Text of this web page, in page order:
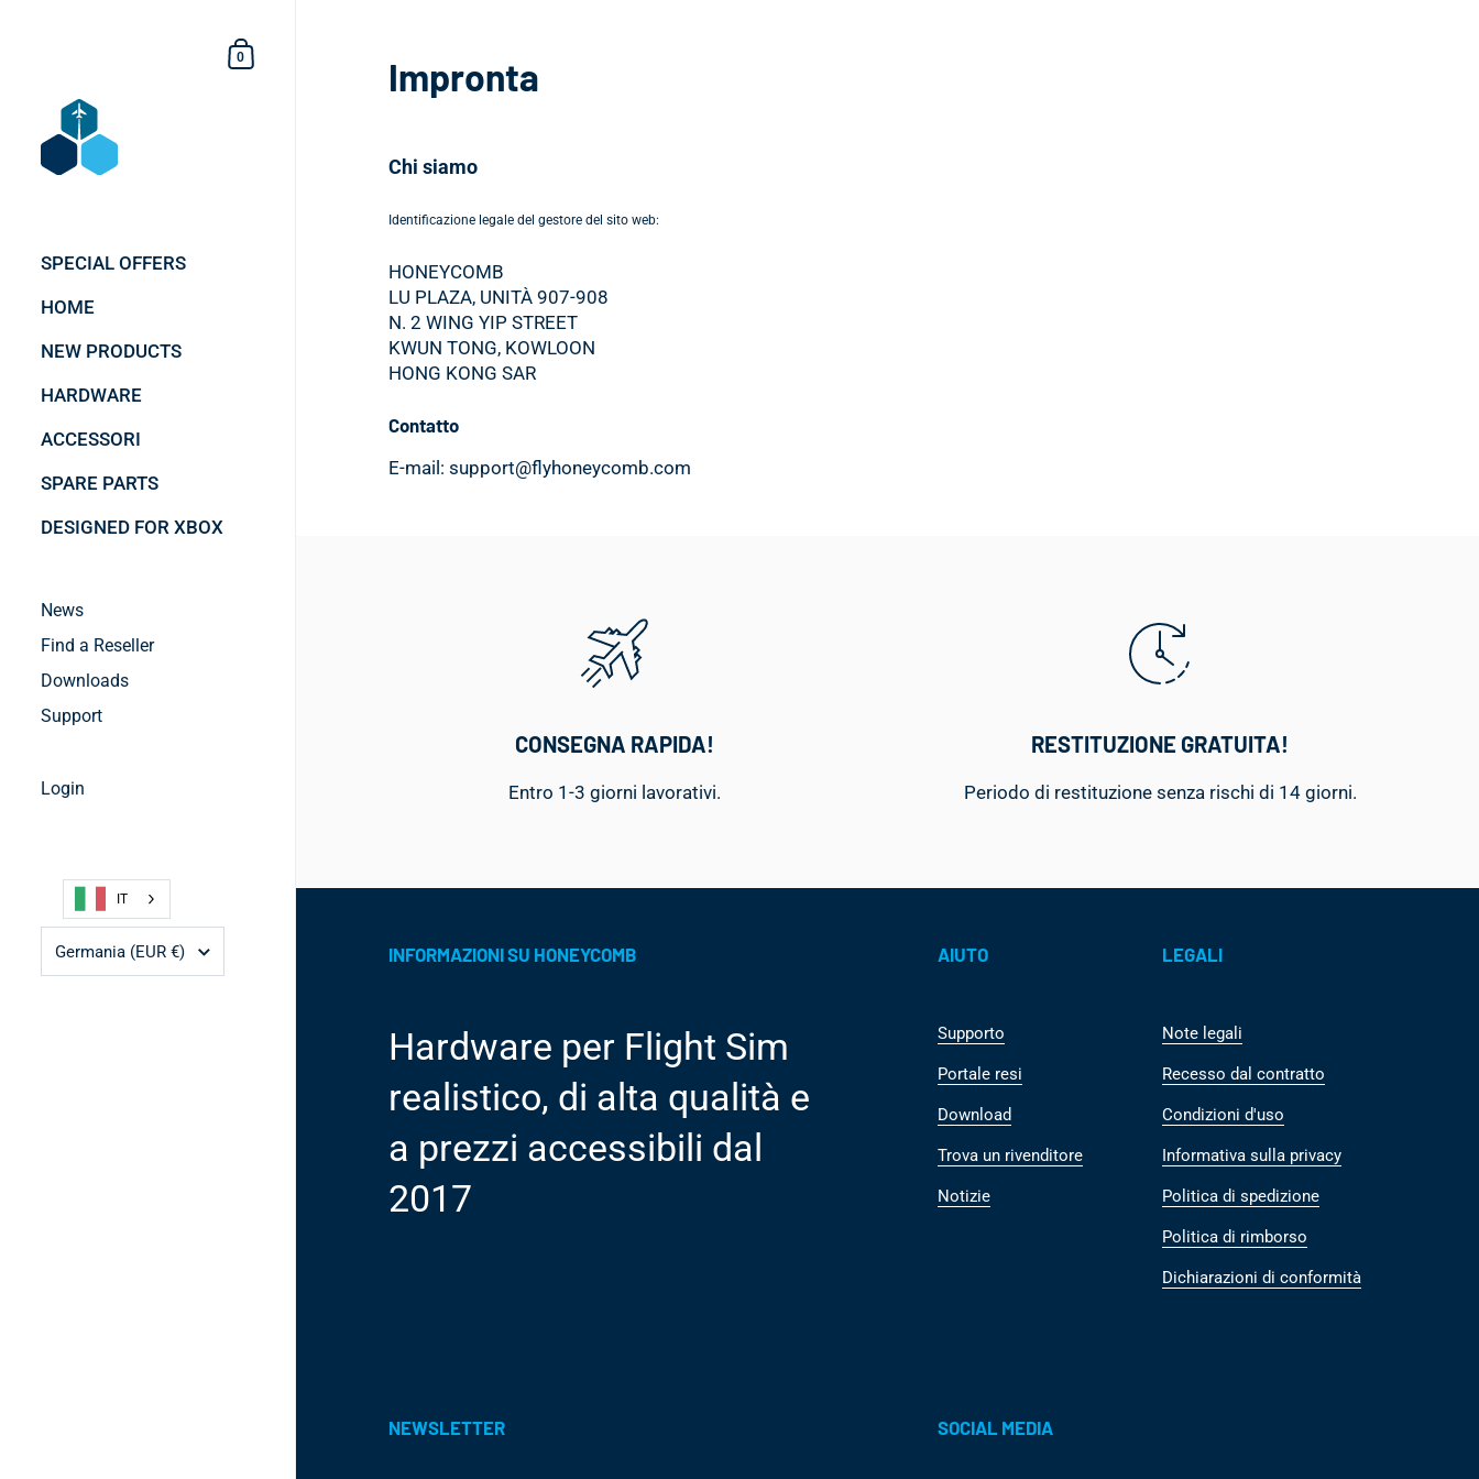
Carrello della spesa
0
SPECIAL OFFERS
HOME
NEW PRODUCTS
HARDWARE
ACCESSORI
SPARE PARTS
DESIGNED FOR XBOX
News
Find a Reseller
Downloads
Support
Login
IT
Germania (EUR €)
Impronta
Chi siamo
Identificazione legale del gestore del sito web:
HONEYCOMB
LU PLAZA, UNITÀ 907-908
N. 2 WING YIP STREET
KWUN TONG, KOWLOON
HONG KONG SAR
Contatto
E-mail: support@flyhoneycomb.com
CONSEGNA RAPIDA!
Entro 1-3 giorni lavorativi.
RESTITUZIONE GRATUITA!
Periodo di restituzione senza rischi di 14 giorni.
INFORMAZIONI SU HONEYCOMB
Hardware per Flight Sim
realistico, di alta qualità e
a prezzi accessibili dal
2017
AIUTO
Supporto
Portale resi
Download
Trova un rivenditore
Notizie
LEGALI
Note legali
Recesso dal contratto
Condizioni d'uso
Informativa sulla privacy
Politica di spedizione
Politica di rimborso
Dichiarazioni di conformità
NEWSLETTER SOCIAL MEDIA